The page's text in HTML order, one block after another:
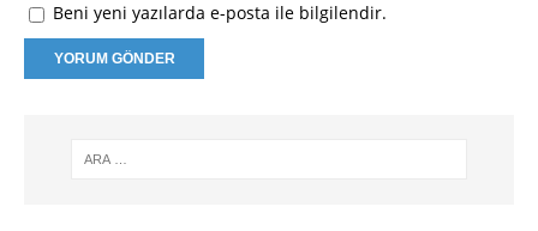
Beni yeni yazılarda e-posta ile bilgilendir.